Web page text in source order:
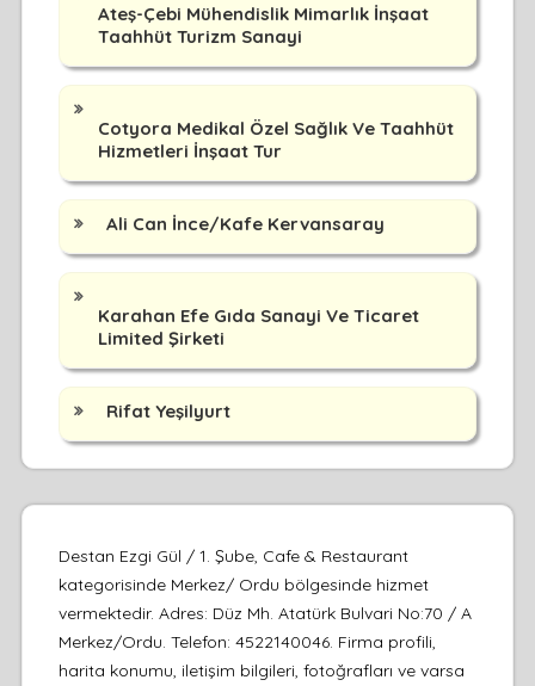
Ateş-Çebi Mühendislik Mimarlık İnşaat
Taahhüt Turizm Sanayi
Cotyora Medikal Özel Sağlık Ve Taahhüt
Hizmetleri İnşaat Tur
Ali Can İnce/Kafe Kervansaray
Karahan Efe Gıda Sanayi Ve Ticaret
Limited Şirketi
Rifat Yeşilyurt
Destan Ezgi Gül / 1. Şube, Cafe & Restaurant
kategorisinde Merkez/ Ordu bölgesinde hizmet
vermektedir. Adres: Düz Mh. Atatürk Bulvari No:70 / A
Merkez/Ordu. Telefon: 4522140046. Firma profili,
harita konumu, iletişim bilgileri, fotoğrafları ve varsa